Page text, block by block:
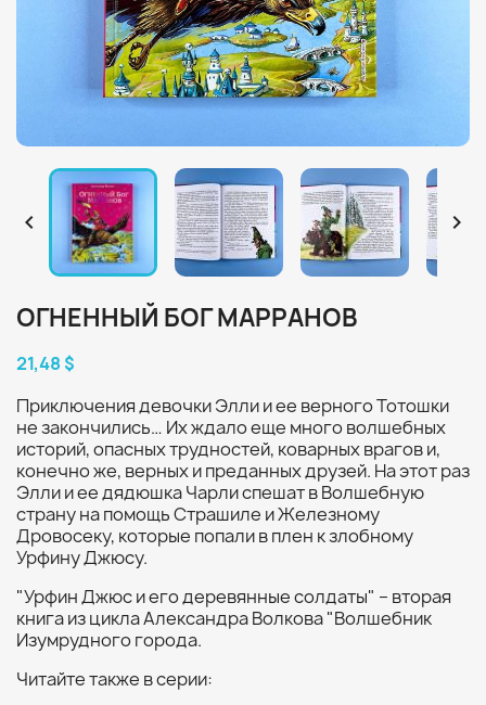
 
ОГНЕННЫЙ БОГ МАРРАНОВ
21,48 $
Приключения девочки Элли и ее верного Тотошки
не закончились… Их ждало еще много волшебных
историй, опасных трудностей, коварных врагов и,
конечно же, верных и преданных друзей. На этот раз
Элли и ее дядюшка Чарли спешат в Волшебную
страну на помощь Страшиле и Железному
Дровосеку, которые попали в плен к злобному
Урфину Джюсу.
"Урфин Джюс и его деревянные солдаты" – вторая
книга из цикла Александра Волкова "Волшебник
Изумрудного города.
Читайте также в серии: